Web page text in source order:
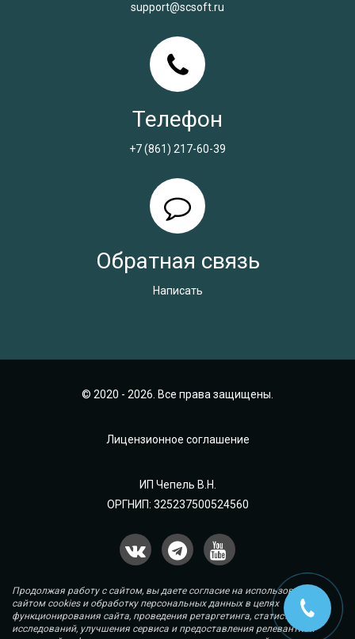
support@scsoft.ru
Телефон
+7 (861) 217-60-39
Обратная связь
Написать
© 2020 - 2026. Все права защищены.
Лицензионное соглашение
ИП Чепель В.Н.
ОРГНИП: 325237500524560
Продолжая работу с сайтом, вы даете согласие на использование
сайтом cookies и обработку персональных данных в целях
функционирования сайта, проведения ретаргетинга, статистических
исследований, улучшения сервиса и предоставления релевантной